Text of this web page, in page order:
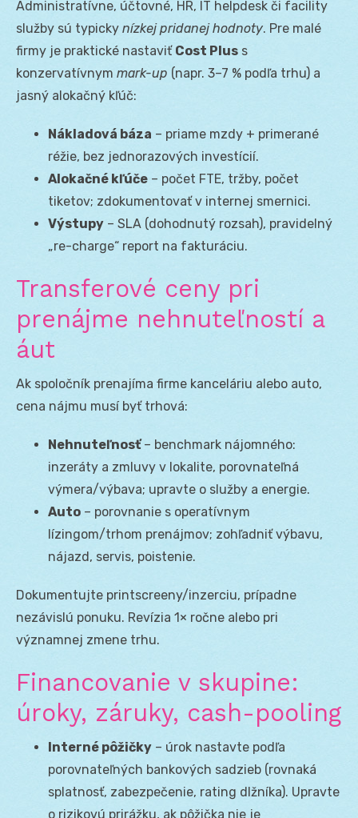
Administratívne, účtovné, HR, IT helpdesk či facility
služby sú typicky nízkej pridanej hodnoty. Pre malé
firmy je praktické nastaviť Cost Plus s
konzervatívnym mark-up (napr. 3–7 % podľa trhu) a
jasný alokačný kľúč:
Nákladová báza – priame mzdy + primerané
réžie, bez jednorazových investícií.
Alokačné kľúče – počet FTE, tržby, počet
tiketov; zdokumentovať v internej smernici.
Výstupy – SLA (dohodnutý rozsah), pravidelný
„re-charge“ report na fakturáciu.
Transferové ceny pri
prenájme nehnuteľností a
áut
Ak spoločník prenajíma firme kanceláriu alebo auto,
cena nájmu musí byť trhová:
Nehnuteľnosť– benchmark nájomného:
inzeráty a zmluvy v lokalite, porovnateľná
výmera/výbava; upravte o služby a energie.
Auto – porovnanie s operatívnym
lízingom/trhom prenájmov; zohľadniť výbavu,
nájazd, servis, poistenie.
Dokumentujte printscreeny/inzerciu, prípadne
nezávislú ponuku. Revízia 1× ročne alebo pri
významnej zmene trhu.
Financovanie v skupine:
úroky, záruky, cash-pooling
Interné pôžičky – úrok nastavte podľa
porovnateľných bankových sadzieb (rovnaká
splatnosť, zabezpečenie, rating dlžníka). Upravte
o rizikovú prirážku, ak pôžička nie je